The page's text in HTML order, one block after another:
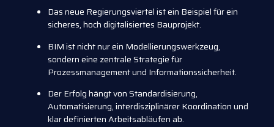
Das neue Regierungsviertel ist ein Beispiel für ein
sicheres, hoch digitalisiertes Bauprojekt.
BIM ist nicht nur ein Modellierungswerkzeug,
sondern eine zentrale Strategie für
Prozessmanagement und Informationssicherheit.
Der Erfolg hängt von Standardisierung,
Automatisierung, interdisziplinärer Koordination und
klar definierten Arbeitsabläufen ab.